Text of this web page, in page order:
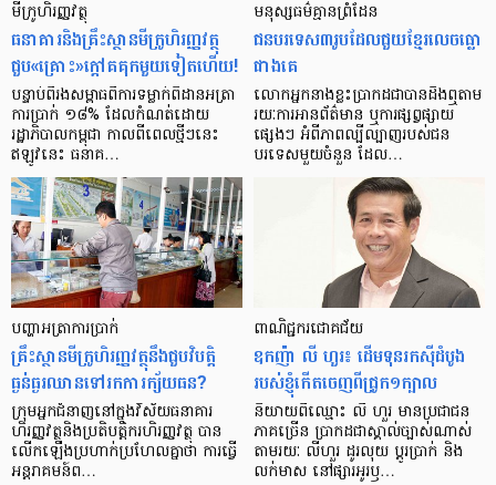
មីក្រូ​ហិរញ្ញវត្ថុ
ធនាគារ​និង​គ្រឹះស្ថាន​មីក្រូ​ហិរញ្ញវត្ថុ​
ជួប«គ្រោះ»ក្តៅ​គគុក​មួយ​ទៀត​ហើយ!
បន្ទាប់​ពី​រង​សម្ពាធ​​ពី​ការ​ទម្លាក់​ពិដាន​អត្រា​
ការ​ប្រាក់ ១៨​% ដែល​កំណត់​ដោយ​
រដ្ឋាភិបាល​កម្ពុជា កាល​ពី​ពេល​ថ្មីៗ​នេះ
ឥឡូវ​នេះ ធនាគ…
មនុស្ស​ធម៌​គ្មាន​ព្រំដែន
ជន​បរទេស​៣​រូប​ដែល​ជួយ​ខ្មែរ​លេច​ធ្លោ​
ជាង​គេ
លោកអ្នក​នាង​ខ្លះ​ប្រាកដ​ជា​បាន​​ដឹង​ឮ​តាម​
រយៈ​ការ​អាន​ព័ត៌មាន ឬ​ការ​ផ្សព្វផ្សាយ​
ផ្សេងៗ អំពី​ភាព​ល្បីល្បាញ​របស់​ជន​
បរទេស​មួយ​ចំនួន ដែល…
បញ្ហា​អត្រា​ការប្រាក់
គ្រឹះស្ថាន​មីក្រូ​ហិរញ្ញវត្ថុ​នឹង​ជួប​វិបត្តិ​
ធ្ងន់ធ្ងរ​ឈាន​ទៅ​រក​ការ​ក្ស័យធន?
ក្រុម​អ្នក​ជំនាញ​នៅ​ក្នុង​វិស័យ​ធនាគារ
ហិរញ្ញវត្ថុ​និង​ប្រតិបត្តិករ​ហិរញ្ញ​វត្ថុ បាន​​
លើក​ឡើង​ប្រហាក់​ប្រហែល​គ្នា​ថា ការ​ធ្វើ​
អន្តរាគមន៍​ព…
ពាណិជ្ជករជោគជ័យ
ឧកញ៉ា លី ហួរ៖ ដើមទុនរកស៊ីដំបូង
របស់ខ្ញុំកើតចេញពីជ្រូក១ក្បាល
និយាយ​ពី​ឈ្មោះ លី ហួរ មាន​ប្រជាជន​
ភាគ​ច្រើន ប្រាកដ​ជា​ស្គាល់​ច្បាស់​ណាស់
តាមរយៈ លីហួរ ដូរ​លុយ ប្តូរ​បា្រក់ និង​
លក់​មាស នៅ​ផ្សារ​អូរ​ឫ…